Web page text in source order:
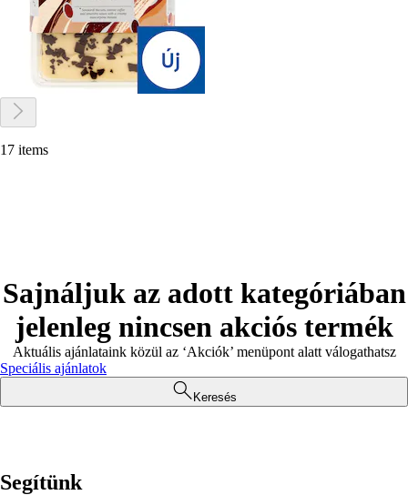
17 items
Sajnáljuk az adott kategóriában
jelenleg nincsen akciós termék
Aktuális ajánlataink közül az ‘Akciók’ menüpont alatt válogathatsz
Speciális ajánlatok
Keresés
Segítünk